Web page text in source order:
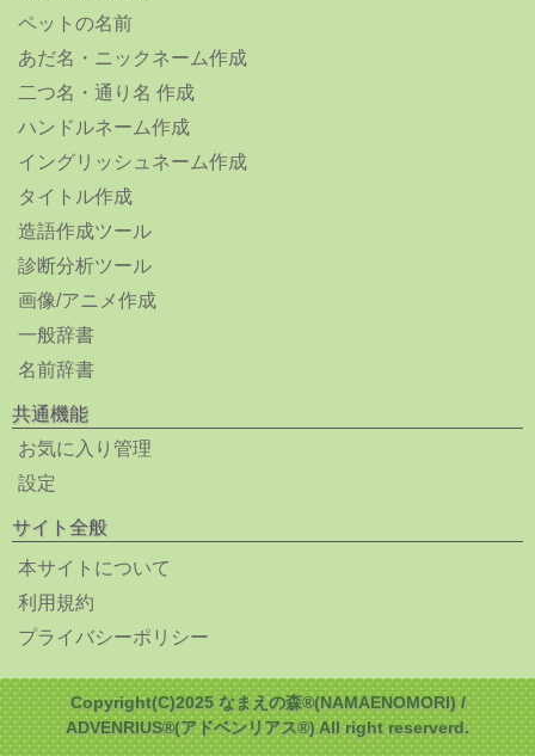
ペットの名前
あだ名・ニックネーム作成
二つ名・通り名 作成
ハンドルネーム作成
イングリッシュネーム作成
タイトル作成
造語作成ツール
診断分析ツール
画像/アニメ作成
一般辞書
名前辞書
共通機能
お気に入り管理
設定
サイト全般
本サイトについて
利用規約
プライバシーポリシー
Copyright(C)2025 なまえの森®(NAMAENOMORI) /
ADVENRIUS®(アドベンリアス®) All right reserverd.